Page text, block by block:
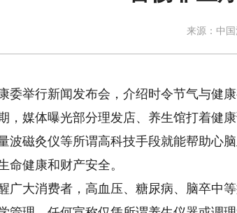
来源： 中
举行新闻发布会，介绍时令节气与健康
，媒体曝光部分理发店、养生馆打着健
波磁灸仪等所谓高科技手段就能帮助心
命健康和财产安全。
大消费者，高血压、糖尿病、脑卒中等